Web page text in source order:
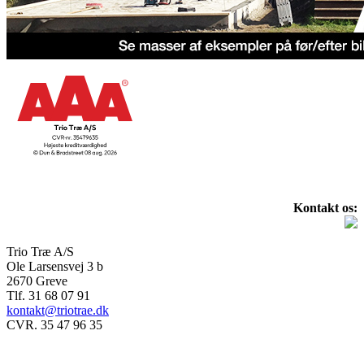
Kontakt os:
Trio Træ A/S
Ole Larsensvej 3 b
2670 Greve
Tlf. 31 68 07 91
kontakt@triotrae.dk
CVR. 35 47 96 35